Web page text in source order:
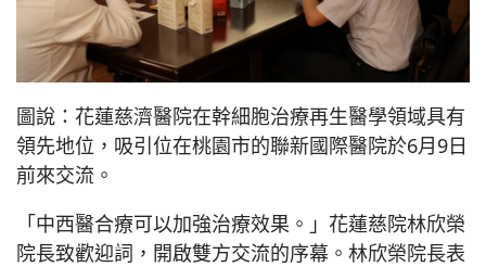
圖說：花蓮慈濟醫院在幹細胞治療再生醫學領域具有
領先地位，吸引位在桃園市的聯新國際醫院於6月9日
前來交流。
「中西醫合療可以加強治療效果。」花蓮慈院林欣榮
院長致歡迎詞，開啟雙方交流的序幕。林欣榮院長表